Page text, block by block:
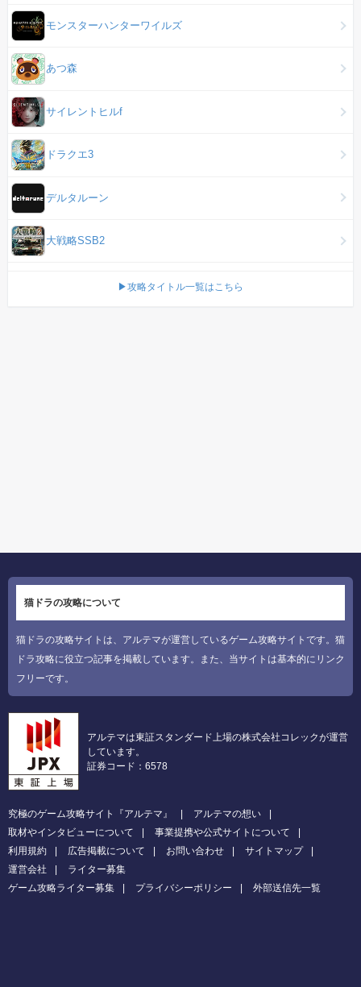
モンスターハンターワイルズ
あつ森
サイレントヒルf
ドラクエ3
デルタルーン
大戦略SSB2
▶攻略タイトル一覧はこちら
猫ドラの攻略について
猫ドラの攻略サイトは、アルテマが運営しているゲーム攻略サイトです。猫
ドラ攻略に役立つ記事を掲載しています。また、当サイトは基本的にリンク
フリーです。
アルテマは東証スタンダード上場の株式会社コレックが運営
しています。
証券コード：6578
究極のゲーム攻略サイト『アルテマ』
アルテマの想い
取材やインタビューについて
事業提携や公式サイトについて
利用規約
広告掲載について お問い合わせ
サイトマップ
運営会社
ライター募集
ゲーム攻略ライター募集
プライバシーポリシー 外部送信先一覧